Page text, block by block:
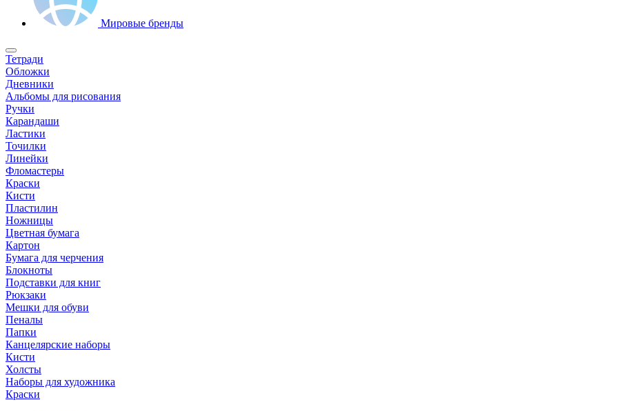
Мировые бренды
Тетради
Обложки
Дневники
Альбомы для рисования
Ручки
Карандаши
Ластики
Точилки
Линейки
Фломастеры
Краски
Кисти
Пластилин
Ножницы
Цветная бумага
Картон
Бумага для черчения
Блокноты
Подставки для книг
Рюкзаки
Мешки для обуви
Пеналы
Папки
Канцелярские наборы
Кисти
Холсты
Наборы для художника
Краски